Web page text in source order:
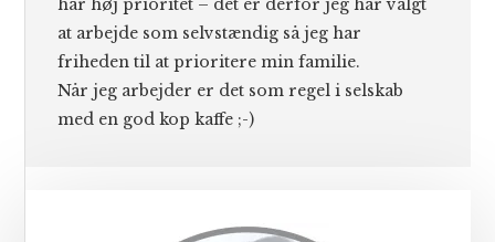
har høj prioritet – det er derfor jeg har valgt
at arbejde som selvstændig så jeg har
friheden til at prioritere min familie.
Når jeg arbejder er det som regel i selskab
med en god kop kaffe ;-)